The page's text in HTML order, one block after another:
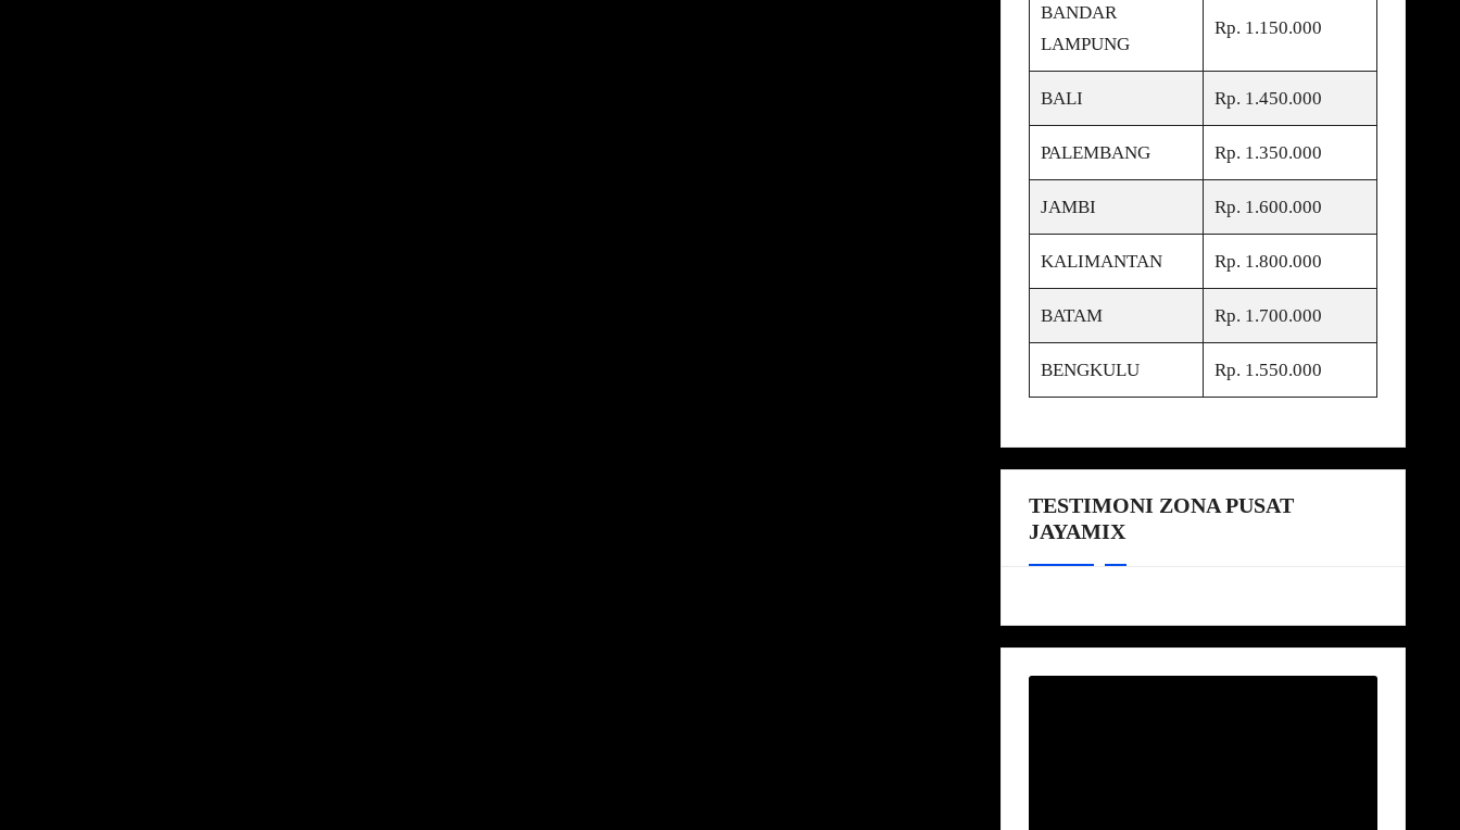
BANDAR
LAMPUNG
Rp. 1.150.000
BALI Rp. 1.450.000
PALEMBANG Rp. 1.350.000
JAMBI Rp. 1.600.000
KALIMANTAN Rp. 1.800.000
BATAM Rp. 1.700.000
BENGKULU Rp. 1.550.000
TESTIMONI ZONA PUSAT
JAYAMIX